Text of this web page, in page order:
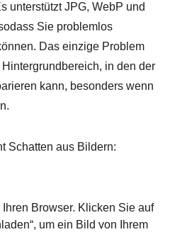
unterstützt JPG, WebP und
Sie problemlos
Das einzige Problem
in den der
kann, besonders wenn
Schatten aus Bildern:
Browser. Klicken Sie auf
um ein Bild von Ihrem